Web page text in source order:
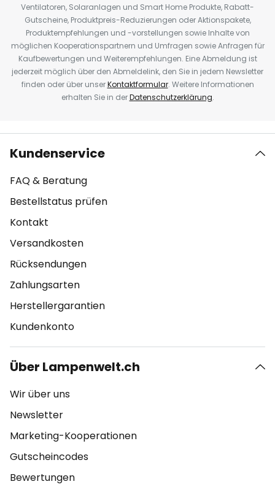
Ventilatoren, Solaranlagen und Smart Home Produkte, Rabatt-
Gutscheine, Produktpreis-Reduzierungen oder Aktionspakete,
Produktempfehlungen und -vorstellungen sowie Inhalte von
möglichen Kooperationspartnern und Umfragen sowie Anfragen für
Kaufbewertungen und Weiterempfehlungen. Eine Abmeldung ist
jederzeit möglich über den Abmeldelink, den Sie in jedem Newsletter
finden oder über unserKontaktformular. Weitere Informationen
erhalten Sie in derDatenschutzerklärung.
Kundenservice
FAQ & Beratung
Bestellstatus prüfen
Kontakt
Versandkosten
Rücksendungen
Zahlungsarten
Herstellergarantien
Kundenkonto
Über Lampenwelt.ch
Wir über uns
Newsletter
Marketing-Kooperationen
Gutscheincodes
Bewertungen